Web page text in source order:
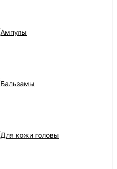
Ампулы
Бальзамы
Для кожи головы